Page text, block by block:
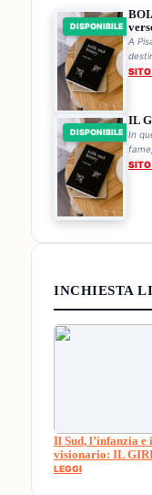
DISPONIBILE
A
DISPONIBILE
IL
In
INCHIESTA
Il Sud, l’infanzia
visionario: IL
LEGGI